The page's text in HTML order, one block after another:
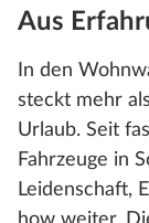
Aus
In den
steckt mehr
Urlaub. Seit
Fahrzeuge in
Leidenschaft,